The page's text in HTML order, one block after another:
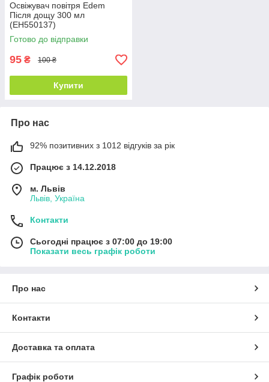
Освіжувач повітря Edem
Після дощу 300 мл
(EH550137)
Готово до відправки
95 ₴ 100 ₴
Купити
Про нас
92% позитивних з 1012 відгуків за рік
Працює з 14.12.2018
м. Львів
Львів, Україна
Контакти
Сьогодні працює з 07:00 до 19:00
Показати весь графік роботи
Про нас
Контакти
Доставка та оплата
Графік роботи